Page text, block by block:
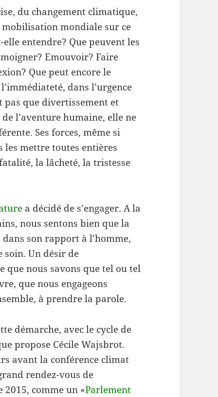
du changement climatique,
mobilisation mondiale sur ce
entendre? Que peuvent les
Emouvoir? Faire
Que peut encore le
dans l’urgence
pas que divertissement et
l’aventure humaine, elle ne
Ses forces, même si
les mettre toutes entières
la lâcheté, la tristesse
a décidé de s’engager. A la
nous sentons bien que la
son rapport à l’homme,
soin. Un désir de
que nous savons que tel ou tel
que nous engageons
à prendre la parole.
démarche, avec le cycle de
propose Cécile Wajsbrot.
avant la conférence climat
rendez-vous de
comme un «Parlement